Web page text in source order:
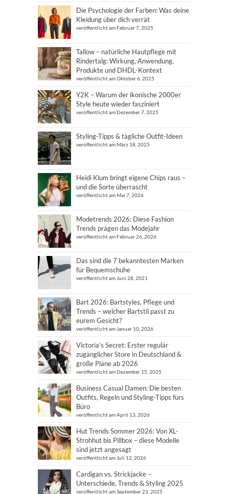
Die Psychologie der Farben: Was deine
Kleidung über dich verrät
veröffentlicht am Februar 7, 2025
Tallow – natürliche Hautpflege mit
Rindertalg: Wirkung, Anwendung,
Produkte und DHDL-Kontext
veröffentlicht am Oktober 6, 2025
Y2K – Warum der ikonische 2000er
Style heute wieder fasziniert
veröffentlicht am Dezember 7, 2025
Styling-Tipps & tägliche Outfit-Ideen
veröffentlicht am März 18, 2025
Heidi Klum bringt eigene Chips raus –
und die Sorte überrascht
veröffentlicht am Mai 7, 2026
Modetrends 2026: Diese Fashion
Trends prägen das Modejahr
veröffentlicht am Februar 26, 2026
Das sind die 7 bekanntesten Marken
für Bequemschuhe
veröffentlicht am Juni 28, 2021
Bart 2026: Bartstyles, Pflege und
Trends – welcher Bartstil passt zu
eurem Gesicht?
veröffentlicht am Januar 10, 2026
Victoria’s Secret: Erster regulär
zugänglicher Store in Deutschland &
große Pläne ab 2026
veröffentlicht am Dezember 15, 2025
Business Casual Damen: Die besten
Outfits, Regeln und Styling-Tipps fürs
Büro
veröffentlicht am April 13, 2026
Hut Trends Sommer 2026: Von XL-
Strohhut bis Pillbox – diese Modelle
sind jetzt angesagt
veröffentlicht am Juli 12, 2026
Cardigan vs. Strickjacke –
Unterschiede, Trends & Styling 2025
veröffentlicht am September 23, 2025